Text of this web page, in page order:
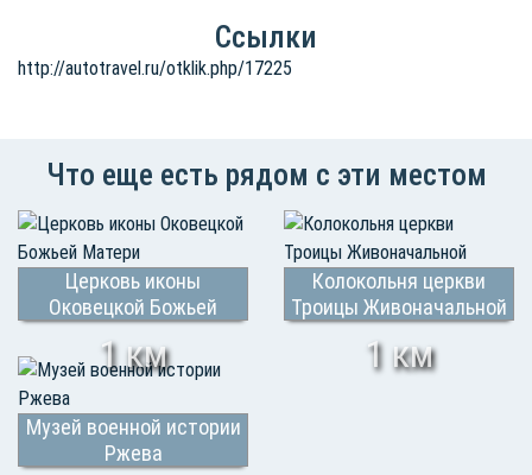
Ссылки
http://autotravel.ru/otklik.php/17225
Что еще есть рядом с эти местом
Церковь иконы
Оковецкой Божьей
1 км
Колокольня церкви
Троицы Живоначальной
1 км
Музей военной истории
Ржева